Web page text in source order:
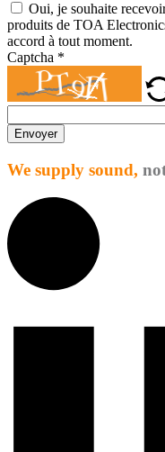
Oui, je souhaite
produits de TOA
accord à tout moment.
Captcha *
Envoyer
We supply sound,